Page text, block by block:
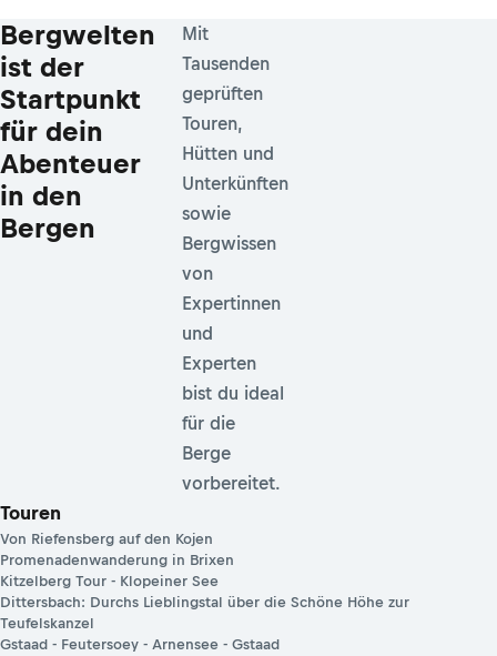
Bergwelten
ist der
Startpunkt
für dein
Abenteuer
in den
Bergen
Mit
Tausenden
geprüften
Touren,
Hütten und
Unterkünften
sowie
Bergwissen
von
Expertinnen
und
Experten
bist du ideal
für die
Berge
vorbereitet.
Touren
Von Riefensberg auf den Kojen
Promenadenwanderung in Brixen
Kitzelberg Tour - Klopeiner See
Dittersbach: Durchs Lieblingstal über die Schöne Höhe zur
Teufelskanzel
Gstaad - Feutersoey - Arnensee - Gstaad